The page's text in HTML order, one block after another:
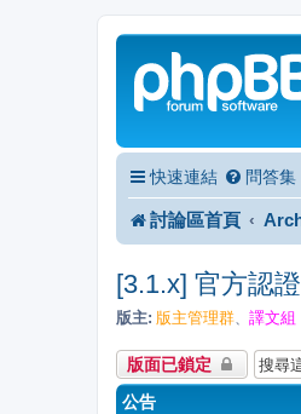
快速連結 問答集
討論區首頁
[3.1.x] 官方認
版主: 版主管理群 譯文組
版面已鎖定
公告